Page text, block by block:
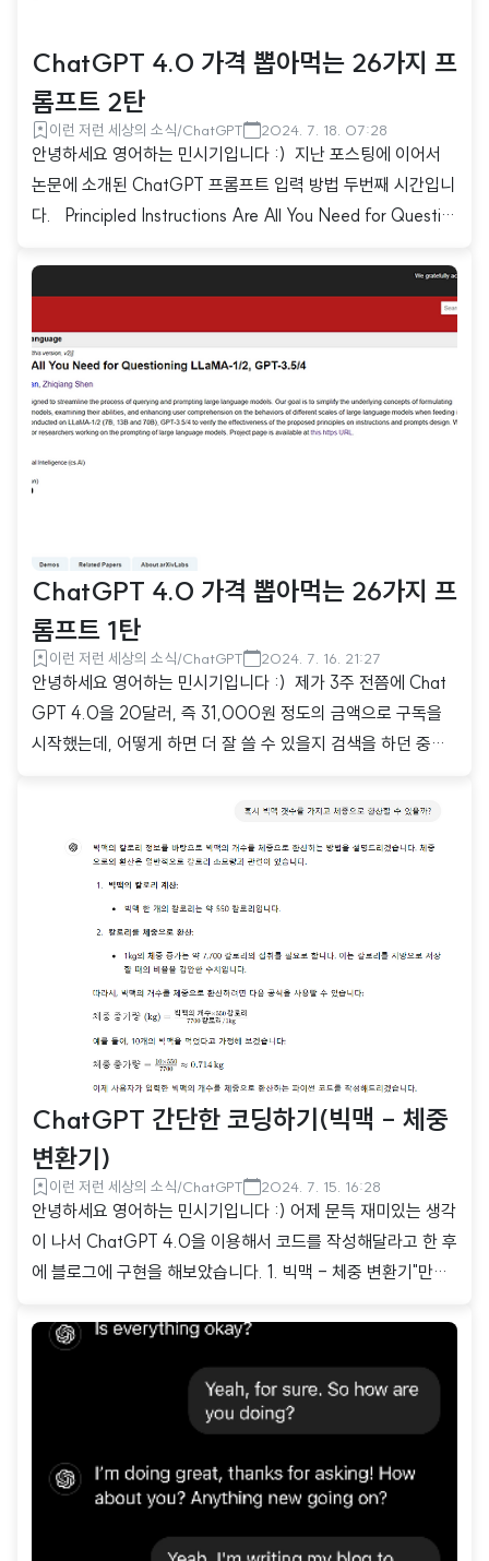
ChatGPT 4.0 가격 뽑아먹는 26가지 프
롬프트 2탄
이런 저런 세상의 소식/ChatGPT 2024. 7. 18. 07:28
안녕하세요 영어하는 민시기입니다 :) 지난 포스팅에 이어서
논문에 소개된 ChatGPT 프롬프트 입력 방법 두번째 시간입니
다. Principled Instructions Are All You Need for Questio
uiding principles designed to streamline the process of q
uerying and prompting large language models. Our goal
is to simplify the underlying concepts of formulating que
stions for various scales of large language models, e..
ChatGPT 4.0 가격 뽑아먹는 26가지 프
롬프트 1탄
이런 저런 세상의 소식/ChatGPT 2024. 7. 16. 21:27
안녕하세요 영어하는 민시기입니다 :) 제가 3주 전쯤에 Chat
GPT 4.0을 20달러, 즉 31,000원 정도의 금액으로 구독을
시작했는데, 어떻게 하면 더 잘 쓸 수 있을지 검색을 하던 중에
서 연구한 ChatGPT 무료 유료 (3.5/4.0) 사용에 있어서 성능
있어서 핵심적인 내용들을 읽어보고 여러분들께도 도움이 되셨
으면 하는 마음에 정리를 해보려고 합니다. (*프롬프트 뜻 = AI
에게 주는 입력값, 쉽게 말해 여러분들이 ChatGPT에 입력하
는 질문들이라고 생각하면 됩니다.) 그래서 이번 포스팅을 시작
으로 약 5번 정도에 걸쳐서 ChatGPT 4.0 가격을 뽑아먹을 수
있는 26가..
ChatGPT 간단한 코딩하기(빅맥 - 체중
변환기)
이런 저런 세상의 소식/ChatGPT 2024. 7. 15. 16:28
안녕하세요 영어하는 민시기입니다 :) 어제 문득 재미있는 생각
이 나서 ChatGPT 4.0을 이용해서 코드를 작성해달라고 한 후
에 블로그에 구현을 해보았습니다. 1. 빅맥 - 체중 변환기"만약
생각을 가지고 ChatGPT에게 질문을 해보았습니다. 먼저 빅
맥의 칼로리 수치 정보를 가지고 1kg의 체중 증가를 위해 얼마
의 칼로리가 필요한지 계산하고 그걸 바탕으로 1kg 체중 증가를
빅맥 개수로 환산하는 증가량 공식을 산출했습니다. 이걸 토대
드로 구현하기 이렇게 전체적인 코드 구조와 함께 단계별 설
는지 구체적인 정..